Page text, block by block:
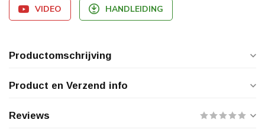
VIDEO HANDLEIDING
Productomschrijving
Product en Verzend info
Reviews